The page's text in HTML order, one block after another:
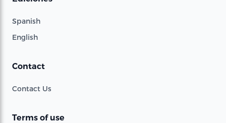
Spanish
English
Contact
Contact Us
Terms of use